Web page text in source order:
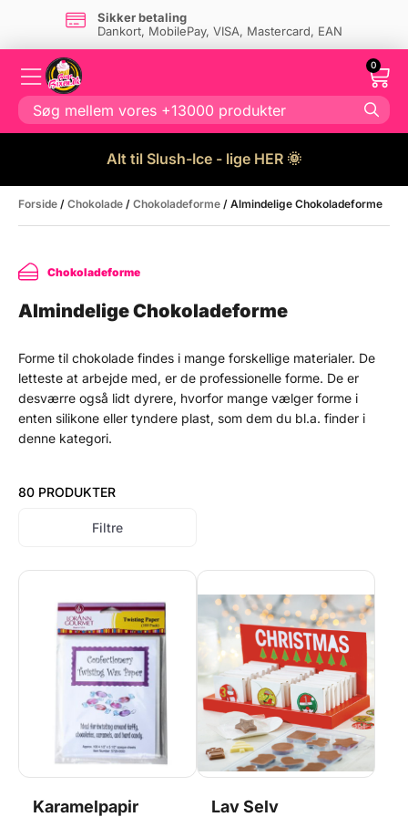
Dansk firma
- og eget lager i Danmark
0
Alt til Slush-Ice - lige HER 🌞
Forside / Chokolade / Chokoladeforme / Almindelige Chokoladeforme
Chokoladeforme
Almindelige Chokoladeforme
Forme til chokolade findes i mange forskellige materialer. De
letteste at arbejde med, er de professionelle forme. De er
desværre også lidt dyrere, hvorfor mange vælger forme i
enten silikone eller tyndere plast, som dem du bl.a. finder i
denne kategori.
80 PRODUKTER
Filtre
Karamelpapir
Lav Selv